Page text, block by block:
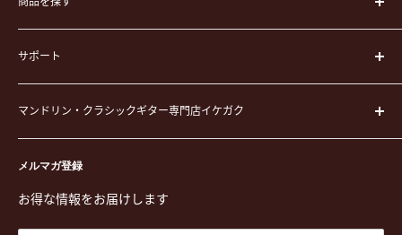
楽器
楽器ケース
弦
ピック
演奏用品
ステーショナリー&アクセサリー
楽譜
サポート
運営会社
イケガクについて
お買い物ガイド
特定商取引法に基づく表示
プライバシーポリシー
メルマガ登録
お得な情報をお届けします
マンドリン・クラシックギター専門店イケガク
〒171-0021 東京都豊島区西池袋3-23-5 芦沢ビル2F
TEL. 03-5952-1391 / FAX. 03-5952-1392
営業時間 月-水,金,土 11:00-19:00 / 日,祝 11:00-18:00 (木曜定